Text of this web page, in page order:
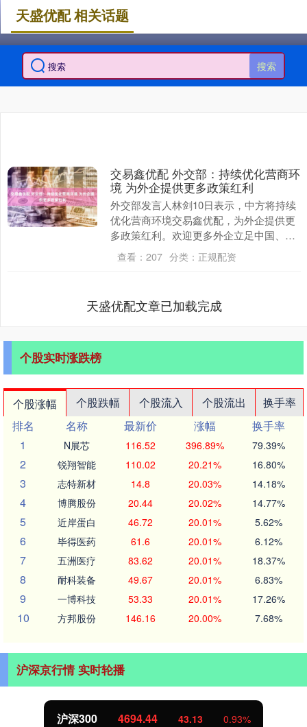
搜索
天盛优配 相关话题
交易鑫优配 外交部：持续优化营商环
境 为外企提供更多政策红利
外交部发言人林剑10日表示，中方将持续
优化营商环境交易鑫优配，为外企提供更
多政策红利。欢迎更多外企立足中国、放
眼世界，在新质生产力发展的浪潮中实现
双向奔赴、多方....
查看： 207 分类： 正规配资
天盛优配文章已加载完成
个股实时涨跌榜
个股涨幅 个股跌幅 个股流入 个股流出
换手率
排名
名称 最新价 涨幅
换手率
1
N展芯 116.52 396.89% 79.39%
2 锐翔智能 110.02 20.21% 16.80%
3 志特新材 14.8 20.03% 14.18%
4 博腾股份 20.44 20.02% 14.77%
5 近岸蛋白 46.72 20.01% 5.62%
6 毕得医药 61.6 20.01% 6.12%
7 五洲医疗 83.62 20.01% 18.37%
8 耐科装备 49.67 20.01% 6.83%
9 一博科技 53.33 20.01% 17.26%
10 方邦股份 146.16 20.00% 7.68%
沪深京行情 实时轮播
沪深300 4694.44 43.13 0.93%